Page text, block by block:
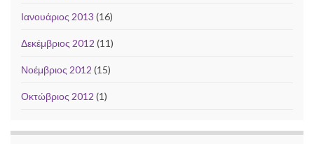
Ιανουάριος 2013 (16)
Δεκέμβριος 2012 (11)
Νοέμβριος 2012 (15)
Οκτώβριος 2012 (1)